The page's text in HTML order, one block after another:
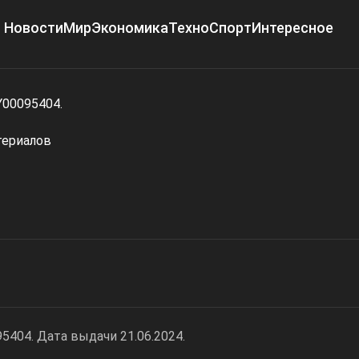
НовостиМирЭкономикаТехноСпортИнтересное
Дата выдачи 21.06.2024.